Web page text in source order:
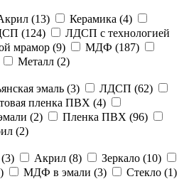
(13) Керамика (4)
(124)
ЛДСП с технологией
мрамор (9) МДФ (187)
Металл (2)
эмаль (3) ЛДСП (62)
пленка ПВХ (4)
(2) Пленка ПВХ (96)
(2)
3) Акрил (8) Зеркало (10)
) МДФ в эмали (3) Стекло (1)